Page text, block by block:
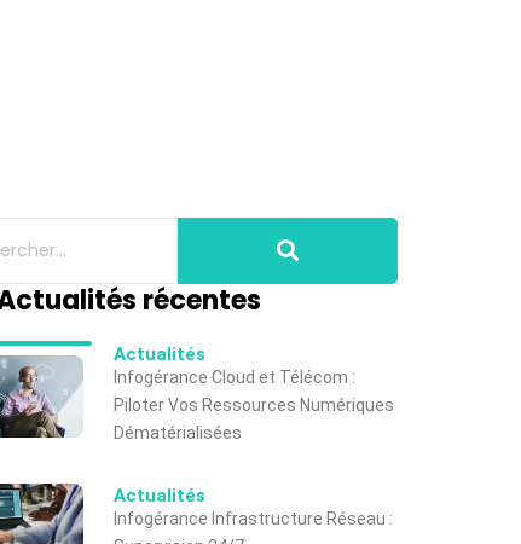
récentes
Actualités
Infogérance Cloud et Télécom :
Piloter Vos Ressources Numériques
Dématérialisées
Actualités
Infogérance Infrastructure Réseau :